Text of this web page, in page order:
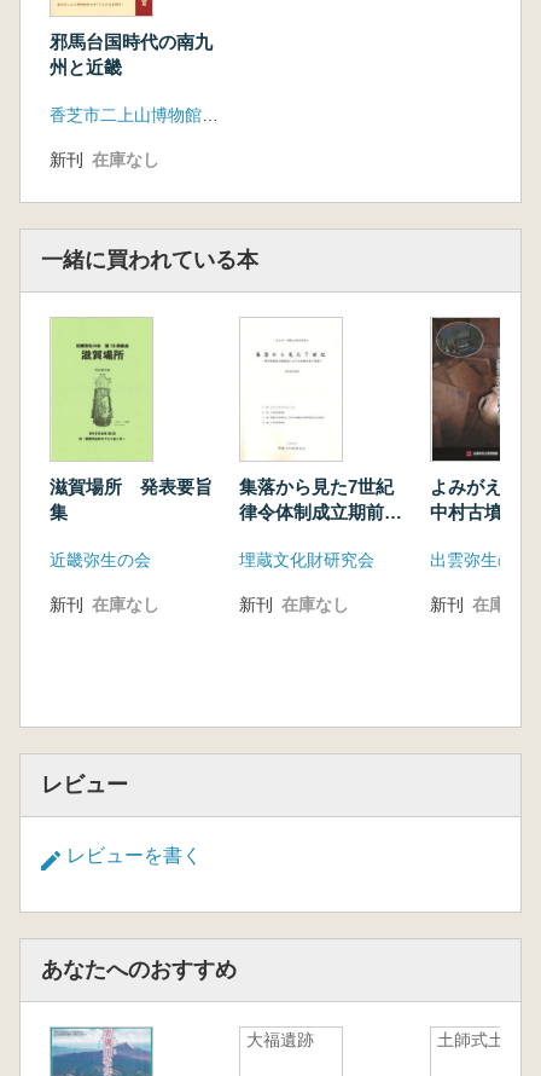
て 瀬戸内を中心に
松木武彦 3世紀の武器とキビ
仁藤敦史 邪馬台国の実像
邪馬台国時代の南九
州と近畿
新刊 在庫なし
一緒に買われている本
滋賀場所 発表要旨
集
近畿弥生の会
新刊 在庫なし
集落から見た7世紀
律令体制成立期前後
変貌
埋蔵文化財研究会
新刊 在庫なし
よみがえる
中村古墳の
出雲弥生の森
新刊 在庫なし
レビュー
レビューを書く
あなたへのおすすめ
大福遺跡 土師式土器